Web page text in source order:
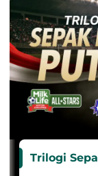
Trilogi